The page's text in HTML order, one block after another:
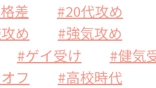
差
#20代攻め
め
#強気攻め
#ゲイ受け
#健気
フ
#高校時代